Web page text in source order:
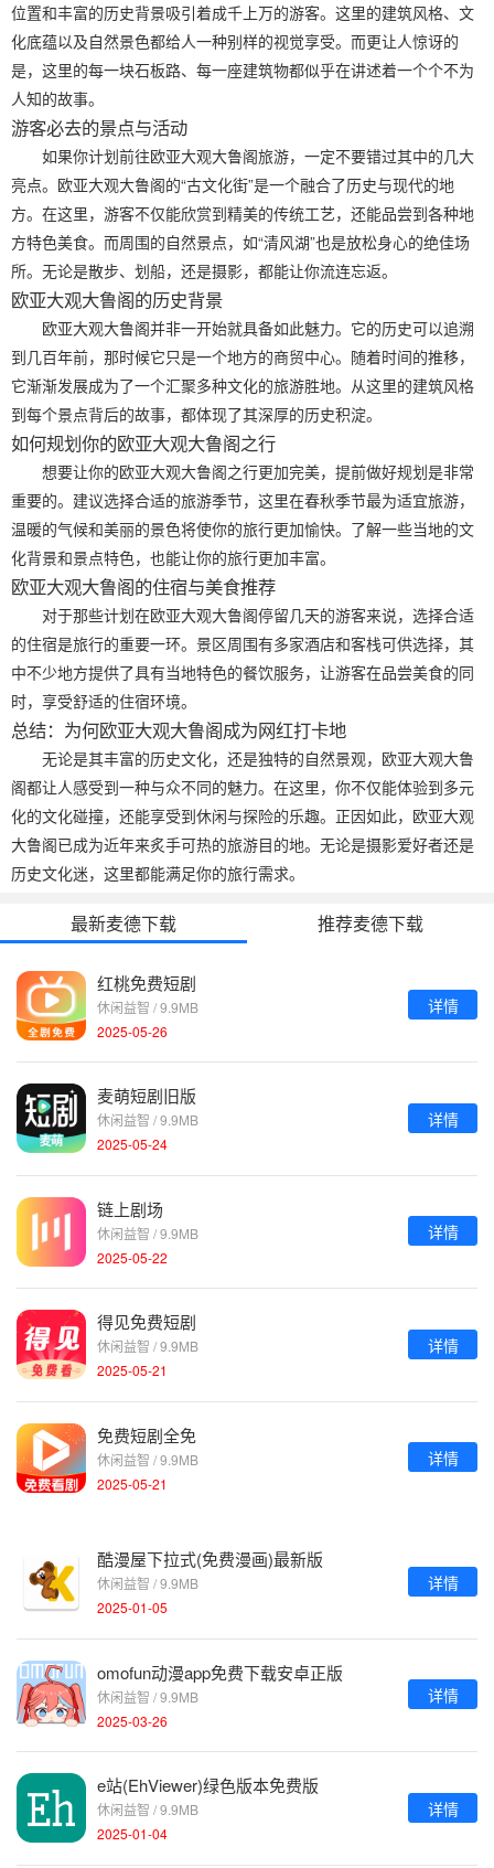
位置和丰富的历史背景吸引着成千上万的游客。这里的建筑风格、文
化底蕴以及自然景色都给人一种别样的视觉享受。而更让人惊讶的
是，这里的每一块石板路、每一座建筑物都似乎在讲述着一个个不为
人知的故事。
游客必去的景点与活动
如果你计划前往欧亚大观大鲁阁旅游，一定不要错过其中的几大
亮点。欧亚大观大鲁阁的“古文化街”是一个融合了历史与现代的地
方。在这里，游客不仅能欣赏到精美的传统工艺，还能品尝到各种地
方特色美食。而周围的自然景点，如“清风湖”也是放松身心的绝佳场
所。无论是散步、划船，还是摄影，都能让你流连忘返。
欧亚大观大鲁阁的历史背景
欧亚大观大鲁阁并非一开始就具备如此魅力。它的历史可以追溯
到几百年前，那时候它只是一个地方的商贸中心。随着时间的推移，
它渐渐发展成为了一个汇聚多种文化的旅游胜地。从这里的建筑风格
到每个景点背后的故事，都体现了其深厚的历史积淀。
如何规划你的欧亚大观大鲁阁之行
想要让你的欧亚大观大鲁阁之行更加完美，提前做好规划是非常
重要的。建议选择合适的旅游季节，这里在春秋季节最为适宜旅游，
温暖的气候和美丽的景色将使你的旅行更加愉快。了解一些当地的文
化背景和景点特色，也能让你的旅行更加丰富。
欧亚大观大鲁阁的住宿与美食推荐
对于那些计划在欧亚大观大鲁阁停留几天的游客来说，选择合适
的住宿是旅行的重要一环。景区周围有多家酒店和客栈可供选择，其
中不少地方提供了具有当地特色的餐饮服务，让游客在品尝美食的同
时，享受舒适的住宿环境。
总结：为何欧亚大观大鲁阁成为网红打卡地
无论是其丰富的历史文化，还是独特的自然景观，欧亚大观大鲁
阁都让人感受到一种与众不同的魅力。在这里，你不仅能体验到多元
化的文化碰撞，还能享受到休闲与探险的乐趣。正因如此，欧亚大观
大鲁阁已成为近年来炙手可热的旅游目的地。无论是摄影爱好者还是
历史文化迷，这里都能满足你的旅行需求。
最新麦德下载 推荐麦德下载
红桃免费短剧
休闲益智 / 9.9MB
2025-05-26
详情
麦萌短剧旧版
休闲益智 / 9.9MB
2025-05-24
详情
链上剧场
休闲益智 / 9.9MB
2025-05-22
详情
得见免费短剧
休闲益智 / 9.9MB
2025-05-21
详情
免费短剧全免
休闲益智 / 9.9MB
2025-05-21
详情
酷漫屋下拉式(免费漫画)最新版
休闲益智 / 9.9MB
2025-01-05
详情
omofun动漫app免费下载安卓正版
休闲益智 / 9.9MB
2025-03-26
详情
e站(EhViewer)绿色版本免费版
休闲益智 / 9.9MB
2025-01-04
详情